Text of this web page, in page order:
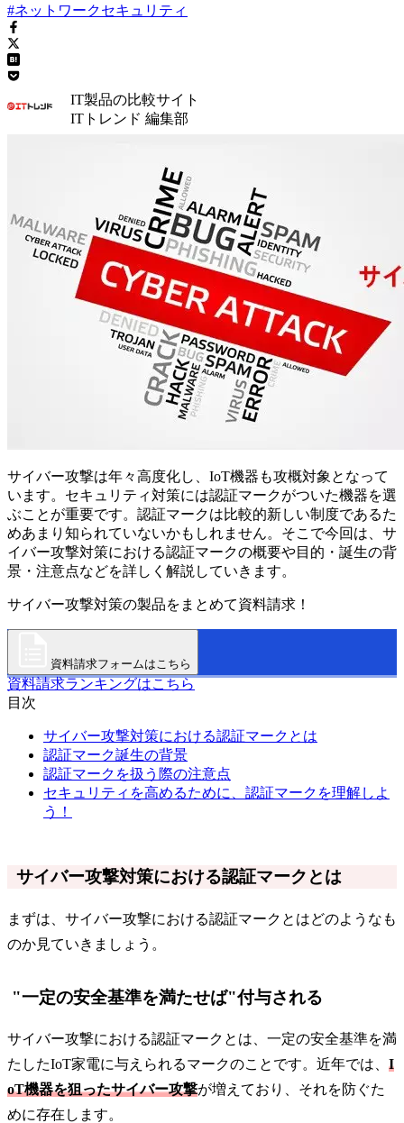
#ネットワークセキュリティ
IT製品の比較サイト
ITトレンド 編集部
サイバー攻撃は年々高度化し、IoT機器も攻概対象となって
います。セキュリティ対策には認証マークがついた機器を選
ぶことが重要です。認証マークは比較的新しい制度であるた
めあまり知られていないかもしれません。そこで今回は、サ
イバー攻撃対策における認証マークの概要や目的・誕生の背
景・注意点などを詳しく解説していきます。
サイバー攻撃対策の製品をまとめて資料請求！
資料請求フォームはこちら
資料請求ランキングはこちら
目次
サイバー攻撃対策における認証マークとは
認証マーク誕生の背景
認証マークを扱う際の注意点
セキュリティを高めるために、認証マークを理解しよ
う！
サイバー攻撃対策における認証マークとは
まずは、サイバー攻撃における認証マークとはどのようなも
のか見ていきましょう。
"一定の安全基準を満たせば"付与される
サイバー攻撃における認証マークとは、一定の安全基準を満
たしたIoT家電に与えられるマークのことです。近年では、 I
oT機器を狙ったサイバー攻撃が増えており、それを防ぐた
めに存在します。